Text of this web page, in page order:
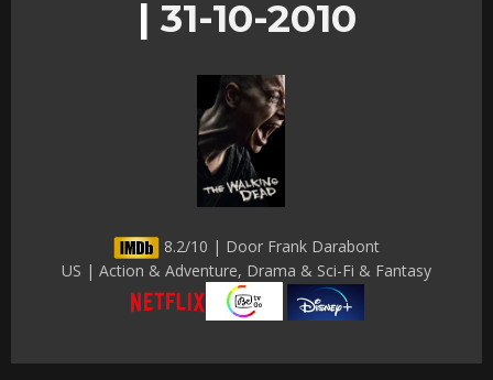
| 31-10-2010
8.2/10 | Door Frank Darabont
US | Action & Adventure, Drama & Sci-Fi & Fantasy